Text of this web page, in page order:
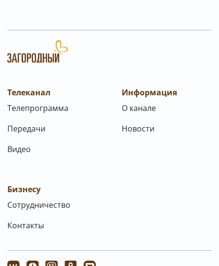
Телеканал
Телепрограмма
Передачи
Видео
Информация
О канале
Новости
Бизнесу
Сотрудничество
Контакты